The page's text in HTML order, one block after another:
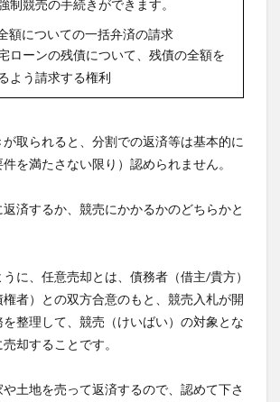
制競売の手続きができます。
額についての一括弁済の請求
ローンの残債について、残債の全額を
よう請求する権利
取られると、分割での返済等は基本的に
件を満たさない限り）認められません。
済するか、競売にかかるかのどちらかと
に、 任意売却とは、債務者（借主/貴方）
権者）との双方合意のもと
競売入札が開
整理して 、競売（けいばい）の対象とな
却すること です。
土地を売って返済するので、認めて下さ